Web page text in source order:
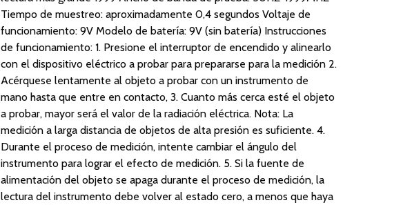
Tiempo de muestreo: aproximadamente 0,4 segundos Voltaje de
funcionamiento: 9V Modelo de batería: 9V (sin batería) Instrucciones
de funcionamiento: 1. Presione el interruptor de encendido y alinearlo
con el dispositivo eléctrico a probar para prepararse para la medición 2.
Acérquese lentamente al objeto a probar con un instrumento de
mano hasta que entre en contacto, 3. Cuanto más cerca esté el objeto
a probar, mayor será el valor de la radiación eléctrica. Nota: La
medición a larga distancia de objetos de alta presión es suficiente. 4.
Durante el proceso de medición, intente cambiar el ángulo del
instrumento para lograr el efecto de medición. 5. Si la fuente de
alimentación del objeto se apaga durante el proceso de medición, la
lectura del instrumento debe volver al estado cero, a menos que haya